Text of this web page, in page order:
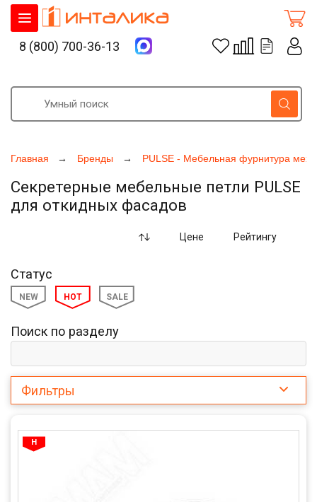
Главная Бренды PULSE - Мебельная фурнитура
Секретерные мебельные петли PULSE
для откидных фасадов
Цене Рейтингу
Статус
NEW HOT SALE
Поиск по разделу
Фильтры
8 (800) 700-36-13